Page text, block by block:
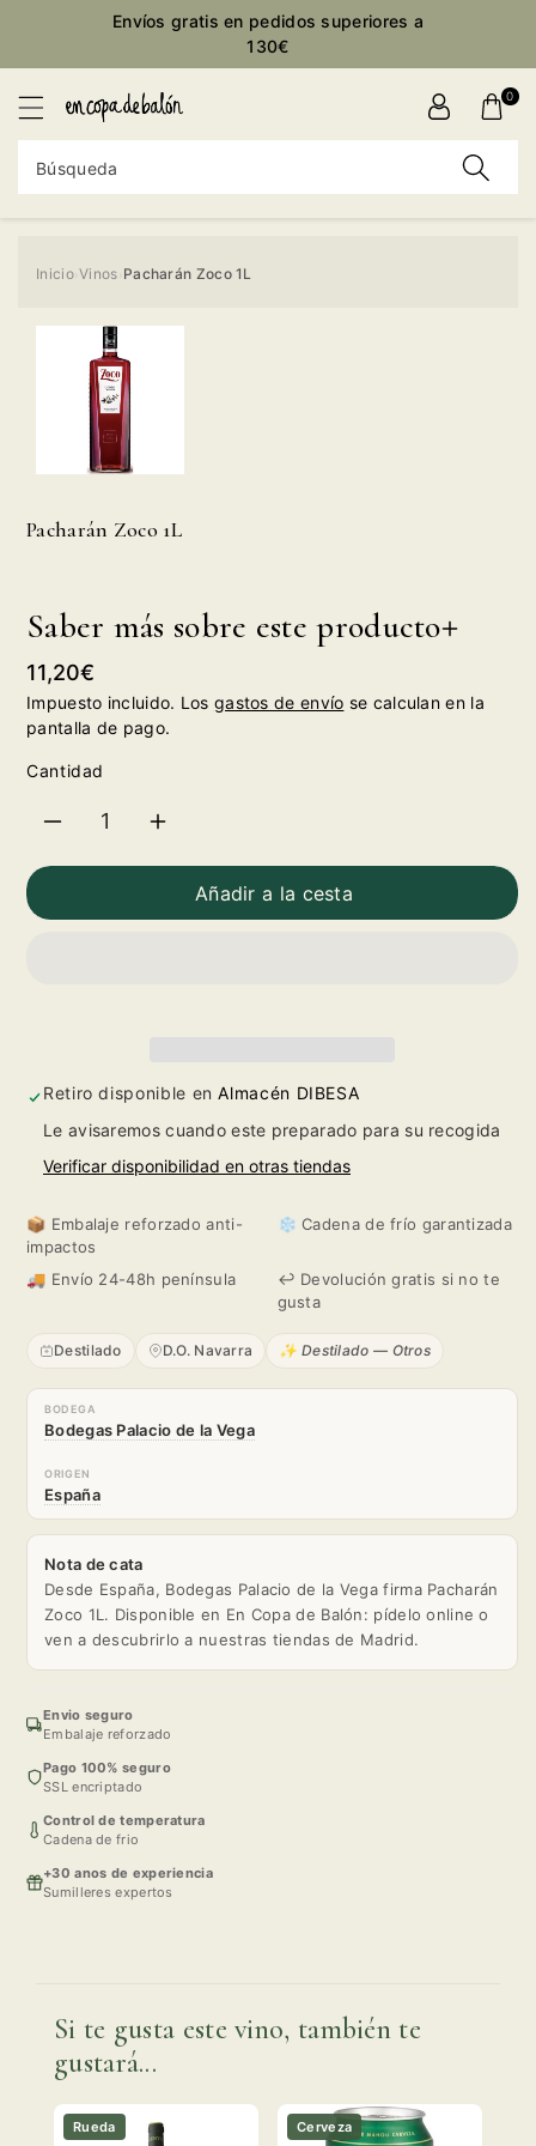
Envíos gratis en pedidos superiores a
130€
Búsqueda
0
Inicio›Vinos Pacharán Zoco 1L
producto
Pacharán Zoco 1L
Saber más sobre este producto
Precio
habitual
11,20€
Impuesto incluido. Los gastos de envío se calculan en la
pantalla de pago.
Cantidad
1L
cantidad
1L
Añadir a la cesta
Retiro disponible enAlmacén DIBESA
Le avisaremos cuando este preparado para su recogida
Verificar disponibilidad en otras tiendas
📦 Embalaje reforzado anti-
impactos
❄️ Cadena de frío garantizada
🚚 Envío 24-48h península
↩️ Devolución gratis si no te
gusta
Destilado D.O. Navarra ✨ Destilado — Otros
BODEGA
Bodegas Palacio de la Vega
ORIGEN
España
Nota de cata
Desde España, Bodegas Palacio de la Vega firma Pacharán
Zoco 1L. Disponible en En Copa de Balón: pídelo online o
ven a descubrirlo a nuestras tiendas de Madrid.
Envio seguro
Embalaje reforzado
Pago 100% seguro
SSL encriptado
Control de temperatura
Cadena de frio
+30 anos de experiencia
Sumilleres expertos
Si te gusta este vino, también te
gustará...
Rueda Cerveza